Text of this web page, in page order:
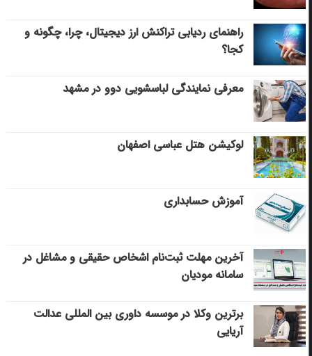
راهنمای ردیابی تراکنش ارز دیجیتال، چرا، چگونه و
کجا؟
معرفی نمایندگی لباسشویی دوو در مشهد
لوکیشن هتل عباسی اصفهان
آموزش حسابداری
آخرین مهلت ثبت‌نام اشخاص حقیقی و مشاغل در
سامانه مودیان
برترین وکلا در موسسه داوری بین المللی عدالت
آریایی